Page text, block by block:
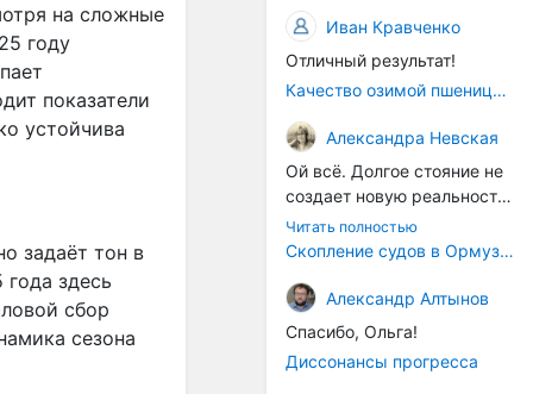
на сложные
году
показатели
устойчива
задаёт тон в
здесь
сбор
сезона
Иван Кравченко
Отличный результат!
Качество озимой пшеницы 2026 год
Александра Невская
Ой всё. Долгое стояние не
создает новую реальность.
Морские организмы всегда
накапливаются на судах.
на чистку от тех самых
организмов. И год за
годом, век за веком суда
разносят эти самые
Читать полностью
Скопление судов в Ормузском проливе грозит катастрофическим распространением инвазивных видов
Александр Алтынов
Спасибо, Ольга!
Диссонансы прогресса